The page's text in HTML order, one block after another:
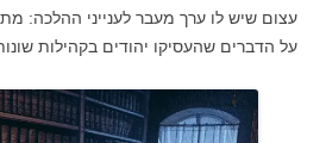
עצום שיש לו ערך מעבר לענייני ההלכה:
על הדברים שהעסיקו יהודים בקהילות